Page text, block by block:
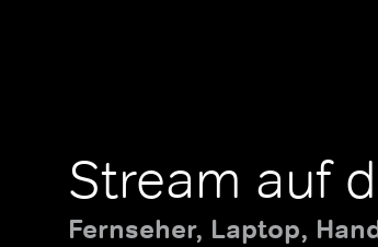
Stream auf
Fernseher, Laptop,